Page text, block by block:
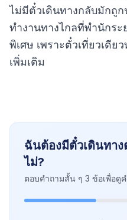
ไม่มีตั๋วเดินทางกลับมักถูก
ทำงานทางไกลที่พำนักระ
พิเศษ เพราะตั๋วเที่ยวเดี
เพิ่มเติม
ฉันต้องมีตั๋วเดินทา
ไม่?
ตอบคำถามสั้น ๆ 3 ข้อเพื่อดู